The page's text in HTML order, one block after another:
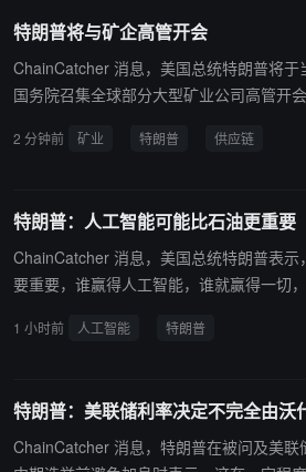
特朗普将与矿企高管开会
ChainCatcher 消息，美国总统特朗普将
国务院召集全球部分大型矿业公司高管开
拓公司、自由港-麦克莫兰铜金公司等。特
2 分钟前 矿业 特朗普 供应链
特朗普：人工智能可能比石油更重要
ChainCatcher 消息，美国总统特朗普表示
要重要，谁赢得人工智能，谁就赢得一切，
1 小时前 人工智能 特朗普
特朗普：美联储利率决定不完全由沃
ChainCatcher 消息，特朗普在被问及美联